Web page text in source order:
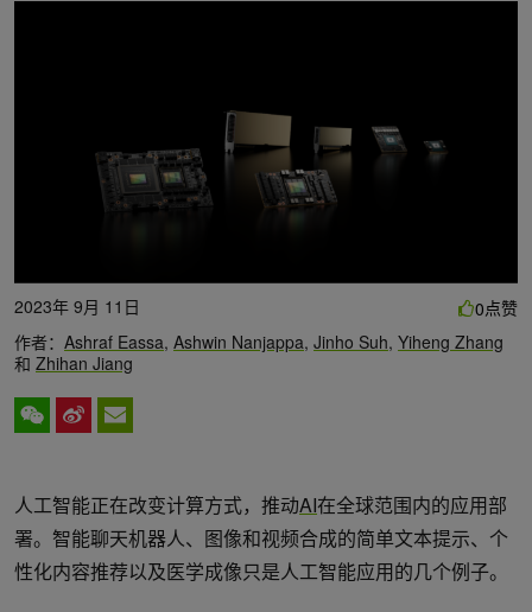
2023年 9月 11日
作者： Ashraf Eassa, Ashwin Nanjappa, Jinho Suh, Yiheng Zhang
和 Zhihan Jiang
0点赞
人工智能正在改变计算方式，推动AI在全球范围内的应用部
署。智能聊天机器人、图像和视频合成的简单文本提示、个
性化内容推荐以及医学成像只是人工智能应用的几个例子。